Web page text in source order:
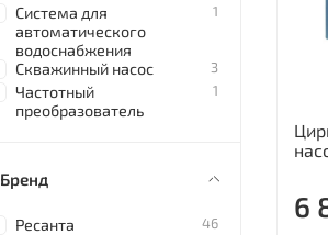
6
Система для
автоматического
водоснабжения
1
Скважинный насос 3
Частотный
преобразователь
1
Бренд
Ресанта 46